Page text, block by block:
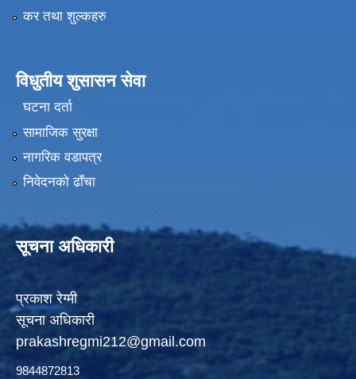
कर तथा शुल्कहरु
विधुतीय शुसासन सेवा
घटना दर्ता
सामाजिक सुरक्षा
नागरिक वडापत्र
निवेदनको ढाँचा
सूचना अधिकारी
प्रकाश रेग्मी
सूचना अधिकारी
prakashregmi212@gmail.com
9844872813